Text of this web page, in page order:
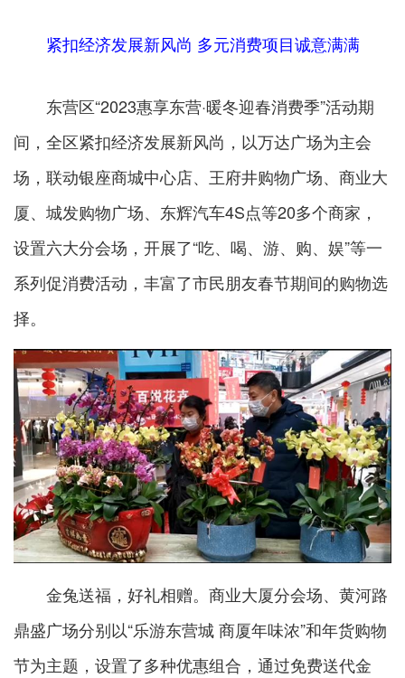
紧扣经济发展新风尚 多元消费项目诚意满满
东营区“2023惠享东营·暖冬迎春消费季”活动期
间，全区紧扣经济发展新风尚，以万达广场为主会
场，联动银座商城中心店、王府井购物广场、商业大
厦、城发购物广场、东辉汽车4S点等20多个商家，
设置六大分会场，开展了“吃、喝、游、购、娱”等一
系列促消费活动，丰富了市民朋友春节期间的购物选
择。
金兔送福，好礼相赠。商业大厦分会场、黄河路
鼎盛广场分别以“乐游东营城 商厦年味浓”和年货购物
节为主题，设置了多种优惠组合，通过免费送代金